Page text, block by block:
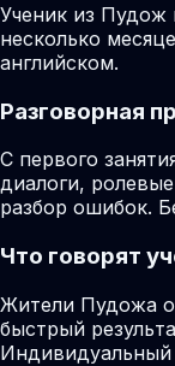
Ученик из Пудож
несколько
английском.
Разговорная
С первого
диалоги,
разбор ошибок.
Что говорят
Жители Пудожа
быстрый